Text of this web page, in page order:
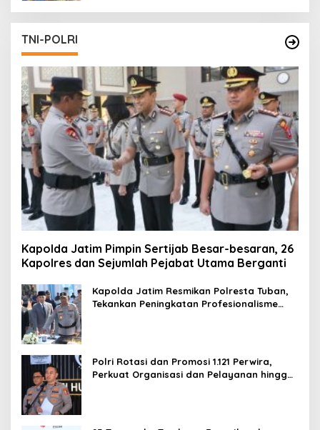
TNI-POLRI
Kapolda Jatim Pimpin Sertijab Besar-besaran, 26
Kapolres dan Sejumlah Pejabat Utama Berganti
Kapolda Jatim Resmikan Polresta Tuban,
Tekankan Peningkatan Profesionalisme
Polri Rotasi dan Promosi 1.121 Perwira,
Perkuat Organisasi dan Pelayanan hingga